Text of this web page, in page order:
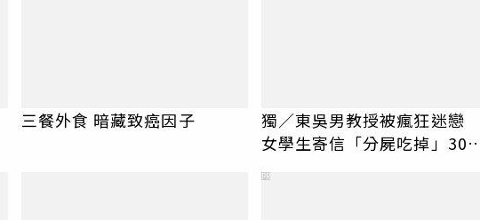
三餐外食 暗藏致癌因子
獨／東吳男教授被瘋狂迷
女學生寄信「分屍吃掉」30
PR